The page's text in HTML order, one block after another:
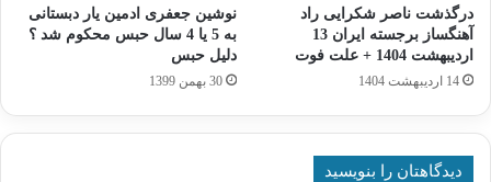
درگذشت ناصر شکرایی راد
آهنگساز برجسته ایران 13
اردیبهشت 1404 + علت فوت
14 اردیبهشت 1404
نوشین جعفری ادمین یار دبستانی
به 5 یا 4 سال حبس محکوم شد ؟
دلیل حبس
30 بهمن 1399
دیدگاهتان را بنویسید